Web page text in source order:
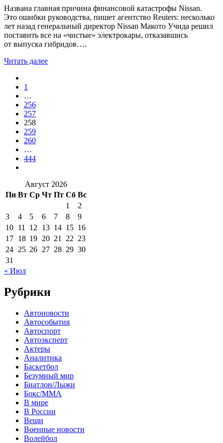
Названа главная причина финансовой катастрофы Nissan.
Это ошибки руководства, пишет агентство Reuters: несколько
лет назад генеральный директор Nissan Макото Учида решил
поставить все на «чистые» электрокары, отказавшись
от выпуска гибридов….
Читать далее
1
…
256
257
258
259
260
…
444
Август 2026
Пн Вт Ср Чт Пт Сб Вс
1
2
3
4 5 6 7 8
9
10 11 12 13 14 15 16
17 18 19 20 21 22 23
24 25 26 27 28 29 30
31
« Июл
Рубрики
Автоновости
Автособытия
Автоспорт
Автоэксперт
Актеры
Аналитика
Баскетбол
Безумный мир
Биатлон/Лыжи
Бокс/MMA
В мире
В России
Вещи
Военные новости
Волейбол